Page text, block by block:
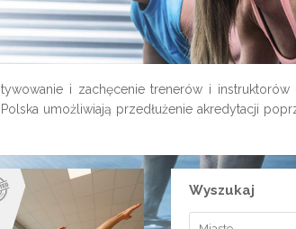
i zachęcenie trenerów i instruktorów
umożliwiają przedłużenie akredytacji
Wyszukaj